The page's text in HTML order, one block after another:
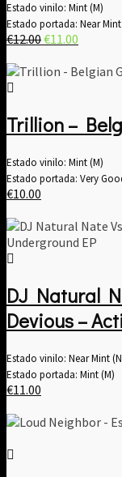
Estado vinilo: Mint (M)
Estado portada: Near
€12.00El
original
€11.00
actual
Trillion –
Estado vinilo: Mint (M)
Estado portada: Very
€10.00
DJ Natural
Devious –
Estado vinilo: Near Mint
Estado portada: Mint (M)
€11.00